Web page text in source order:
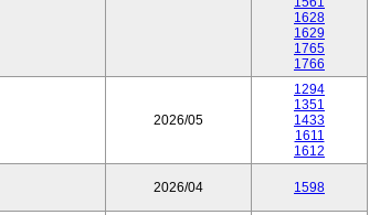
1628
1629
1765
1766
2026/05
1294
1351
1433
1611
1612
2026/04 1598